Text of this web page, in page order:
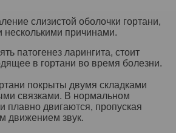
слизистой оболочки гортани,
причинами.
патогенез ларингита, стоит
в гортани во время болезни.
покрыты двумя складками
связками. В нормальном
плавно двигаются, пропуская
движением звук.